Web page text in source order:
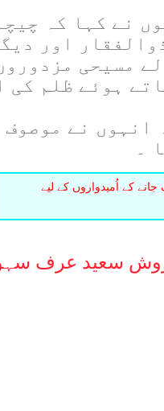
۔
کے اُمیدواروں کے لیے
سعید عرف